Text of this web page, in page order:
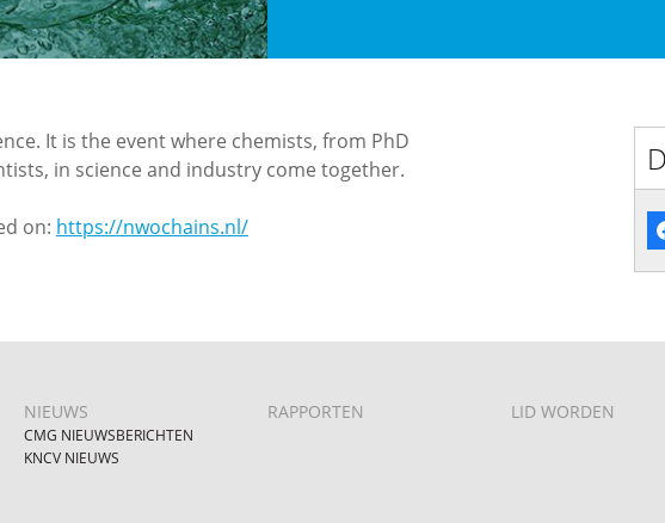
It is the event where chemists, from PhD
in science and industry come together.
on: https://nwochains.nl/
NIEUWS
CMG NIEUWSBERICHTEN
KNCV NIEUWS
RAPPORTEN LID WORDEN